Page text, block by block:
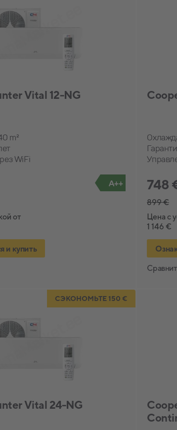
Vital 12-NG
m²
WiFi
от
A++
и купить
748
899 €
Цена с
1 146 €
СЭКОНОМЬТЕ 150 €
Vital 24-NG